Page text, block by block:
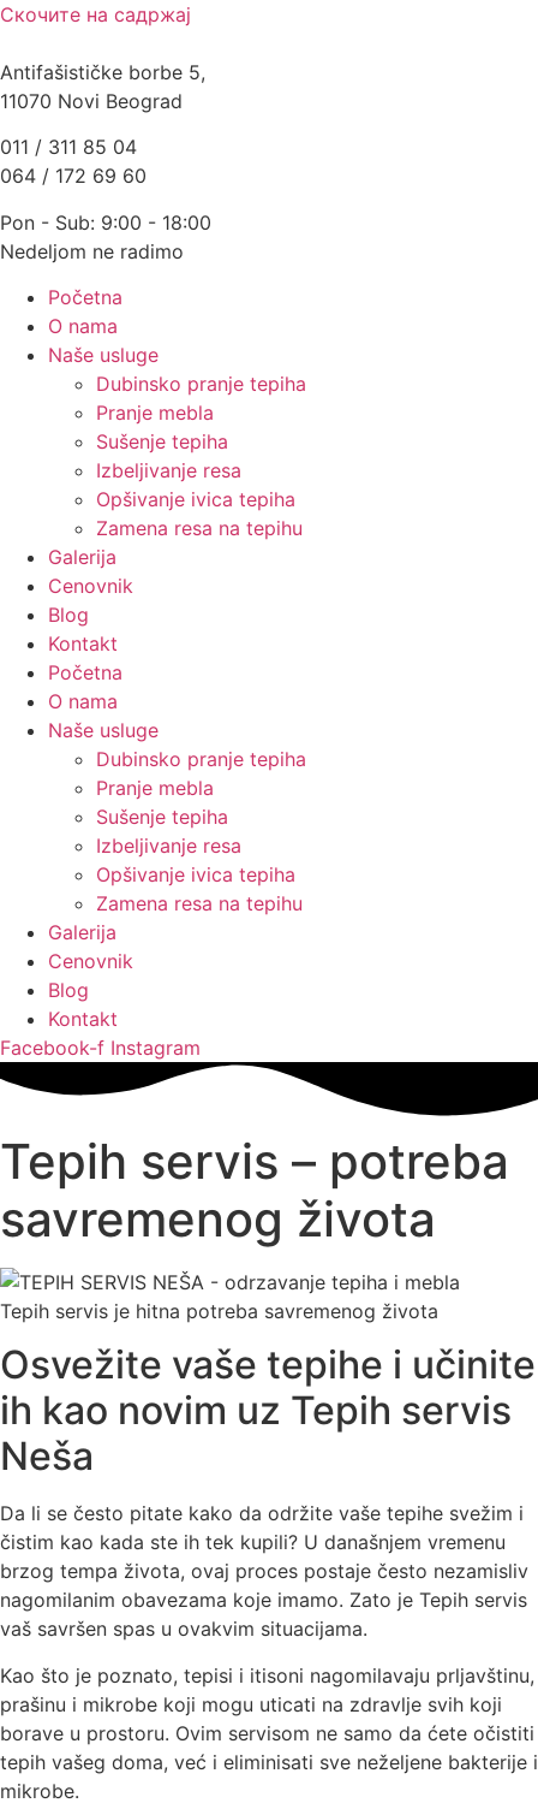
Скочите на садржај
Antifašističke borbe 5,
11070 Novi Beograd
011 / 311 85 04
064 / 172 69 60
Pon - Sub: 9:00 - 18:00
Nedeljom ne radimo
Početna
O nama
Naše usluge
Dubinsko pranje tepiha
Pranje mebla
Sušenje tepiha
Izbeljivanje resa
Opšivanje ivica tepiha
Zamena resa na tepihu
Galerija
Cenovnik
Blog
Kontakt
Početna
O nama
Naše usluge
Dubinsko pranje tepiha
Pranje mebla
Sušenje tepiha
Izbeljivanje resa
Opšivanje ivica tepiha
Zamena resa na tepihu
Galerija
Cenovnik
Blog
Kontakt
Facebook-f Instagram
Tepih servis – potreba
savremenog života
Tepih servis je hitna potreba savremenog života
Osvežite vaše tepihe i učinite
ih kao novim uz Tepih servis
Neša
Da li se često pitate kako da održite vaše tepihe svežim i
čistim kao kada ste ih tek kupili? U današnjem vremenu
brzog tempa života, ovaj proces postaje često nezamisliv
nagomilanim obavezama koje imamo. Zato je Tepih servis
vaš savršen spas u ovakvim situacijama.
Kao što je poznato, tepisi i itisoni nagomilavaju prljavštinu,
prašinu i mikrobe koji mogu uticati na zdravlje svih koji
borave u prostoru. Ovim servisom ne samo da ćete očistiti
tepih vašeg doma, već i eliminisati sve neželjene bakterije i
mikrobe.